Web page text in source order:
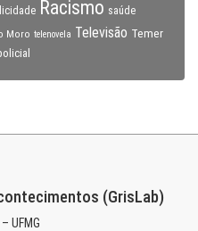
Racismo saúde
Moro telenovela Televisão Temer
(GrisLab)
UFMG